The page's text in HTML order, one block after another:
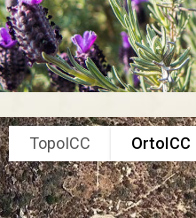
TopoICC OrtoICC